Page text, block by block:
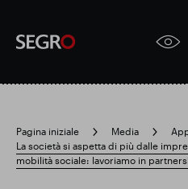
Search
for
Pagina iniziale Media
La società si aspetta di più dalle
mobilità sociale: lavoriamo in